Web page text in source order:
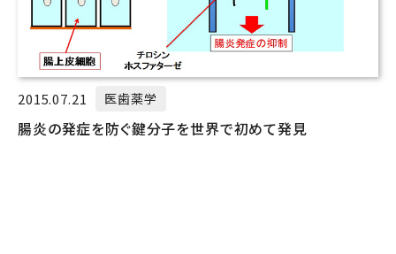
2015.07.21 医歯薬学
腸炎の発症を防ぐ鍵分子を世界で初めて発見